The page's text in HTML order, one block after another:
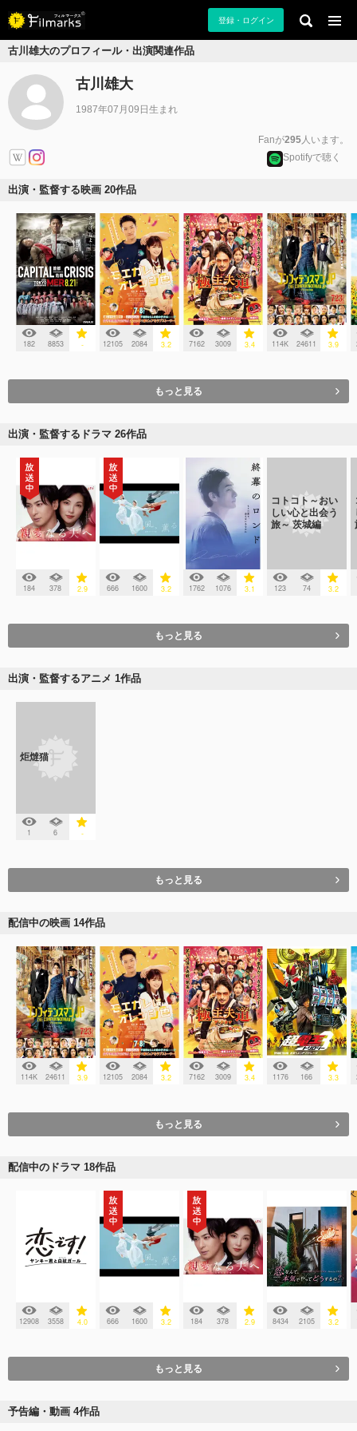
登録・ログイン
古川雄大のプロフィール・出演関連作品
古川雄大
1987年07月09日生まれ
Fanが295人います。
Spotifyで聴く
出演・監督する映画 20作品
182 8853 - 12105 2084 3.2 7162 3009 3.4 114K 24611 3.9
もっと見る
出演・監督するドラマ 26作品
184 378 2.9 666 1600 3.2 1762 1076 3.1
コトコト～おい
しい心と出会う
旅～ 茨城編
123 74 3.2
もっと見る
出演・監督するアニメ 1作品
炬燵猫
1 6 -
もっと見る
配信中の映画 14作品
114K 24611 3.9 12105 2084 3.2 7162 3009 3.4 1176 166 3.3
もっと見る
配信中のドラマ 18作品
12908 3558 4.0 666 1600 3.2 184 378 2.9 8434 2105 3.2
もっと見る
予告編・動画 4作品